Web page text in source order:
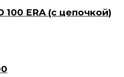
ERA (с цепочкой)